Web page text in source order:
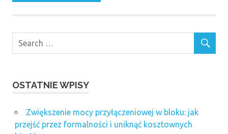
OSTATNIE WPISY
Zwiększenie mocy przyłączeniowej w bloku: jak
przejść przez formalności i uniknąć kosztownych